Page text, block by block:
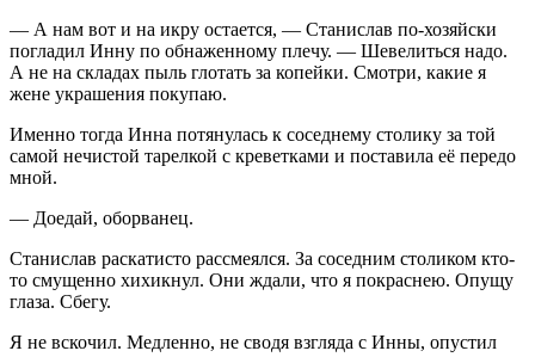
— А нам вот и на икру остается, — Станислав по-хозяйски
погладил Инну по обнаженному плечу. — Шевелиться надо.
А не на складах пыль глотать за копейки. Смотри, какие я
жене украшения покупаю.
Именно тогда Инна потянулась к соседнему столику за той
самой нечистой тарелкой с креветками и поставила её передо
мной.
— Доедай, оборванец.
Станислав раскатисто рассмеялся. За соседним столиком кто-
то смущенно хихикнул. Они ждали, что я покраснею. Опущу
глаза. Сбегу.
Я не вскочил. Медленно, не сводя взгляда с Инны, опустил